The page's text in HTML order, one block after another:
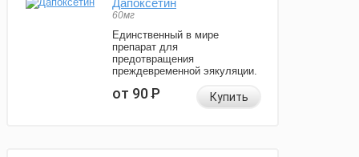
Дапоксетин
60мг
Единственный в мире
препарат для
предотвращения
преждевременной эякуляции.
от 90Р Купить